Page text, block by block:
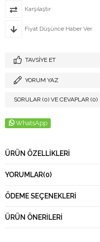
Karşılaştır
Fiyat Düşünce Haber Ver
TAVSIYE ET
YORUM YAZ
SORULAR (0) VE CEVAPLAR (0)
WhatsApp
ÜRÜN ÖZELLIKLERI
YORUMLAR(0)
ÖDEME SEÇENEKLERI
ÜRÜN ÖNERILERI